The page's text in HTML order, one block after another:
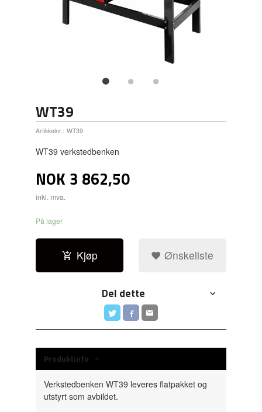
WT39
Artikkelnr.: WT39
WT39 verkstedbenken
NOK 3 862,50
inkl. mva.
På lager
Kjøp Ønskeliste
Del dette
Produktinfo
Verkstedbenken WT39 leveres flatpakket og
utstyrt som avbildet.